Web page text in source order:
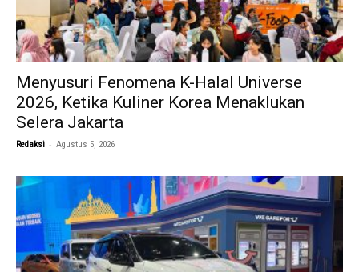
Menyusuri Fenomena K-Halal Universe
2026, Ketika Kuliner Korea Menaklukan
Selera Jakarta
Redaksi - Agustus 5, 2026